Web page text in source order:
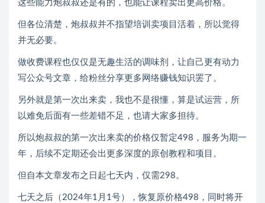
这些能力炮叔叔还是有的，也能让课程卖出更高价格。
但各位清楚，炮叔叔并不指望培训卖项目活着，所以觉得
并无必要。
做收费课程也仅仅是无趣生活的调味剂，让自己更有动力
写公众号文章，给粉丝分享更多网络赚钱知识罢了。
另外就是第一次出来卖，我也不是很懂，算是试运营，所
以难免后面有一些差错不足，也请大家多担待。
所以炮叔叔的第一次出来卖的价格仅暂定498，服务为期一
年，后续不定期还会出更多深度的原创教程和项目。
但自本文章发布之日起七天内，仅需298。
七天之后（2024年1月1号），恢复原价格498，同时将开